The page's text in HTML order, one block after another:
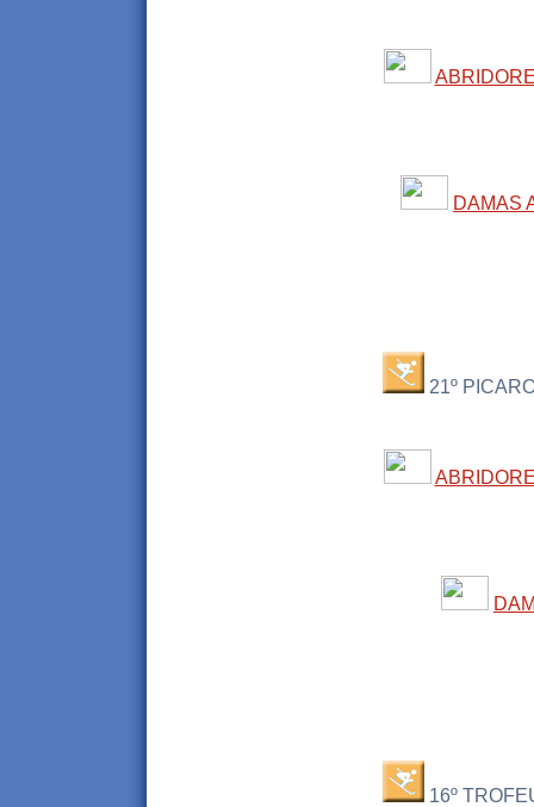
DAMAS
21º
16º